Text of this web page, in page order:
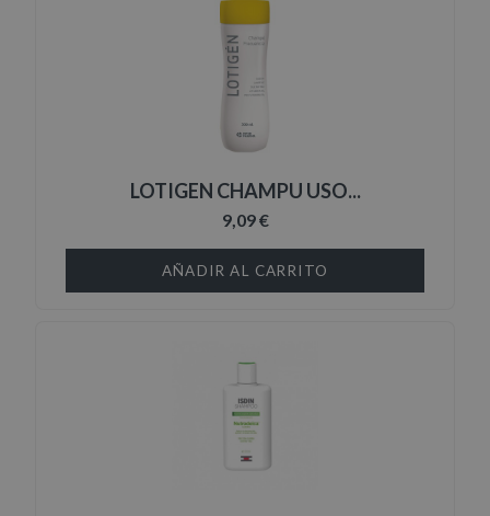
LOTIGEN CHAMPU USO...
9,09 €
AÑADIR AL CARRITO